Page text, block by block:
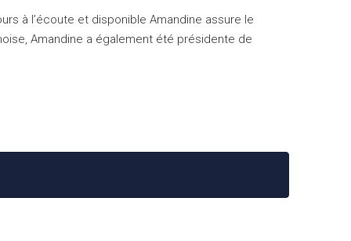
à l’écoute et disponible Amandine assure le
Amandine a également été présidente de